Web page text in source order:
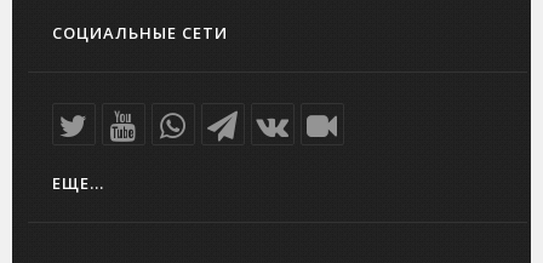
СОЦИАЛЬНЫЕ СЕТИ
ЕЩЕ...